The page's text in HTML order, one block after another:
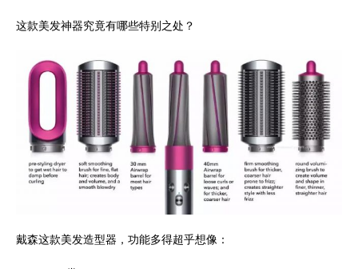
这款美发神器究竟有哪些特别之处？
戴森这款美发造型器，功能多得超乎想像：